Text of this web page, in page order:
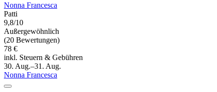
Nonna Francesca
Patti
9,8/10
Außergewöhnlich
(20 Bewertungen)
78 €
inkl. Steuern & Gebühren
30. Aug.–31. Aug.
Nonna Francesca